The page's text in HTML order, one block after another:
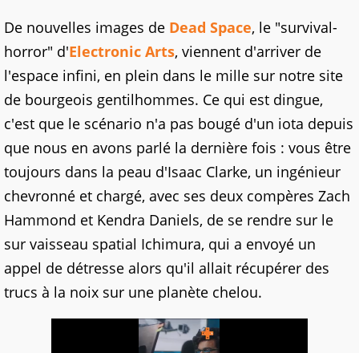
De nouvelles images de Dead Space, le "survival-
horror" d'Electronic Arts, viennent d'arriver de
l'espace infini, en plein dans le mille sur notre site
de bourgeois gentilhommes. Ce qui est dingue,
c'est que le scénario n'a pas bougé d'un iota depuis
que nous en avons parlé la dernière fois : vous être
toujours dans la peau d'Isaac Clarke, un ingénieur
chevronné et chargé, avec ses deux compères Zach
Hammond et Kendra Daniels, de se rendre sur le
sur vaisseau spatial Ichimura, qui a envoyé un
appel de détresse alors qu'il allait récupérer des
trucs à la noix sur une planète chelou.